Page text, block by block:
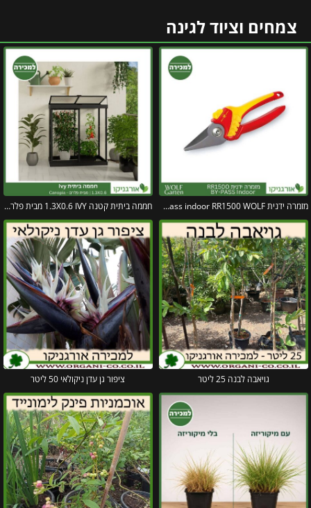
צמחים וציוד לגינה
מזמרה ידנית by-pass indoor RR1500 WOLF חממה ביתית קטנה 1.3X0.6 IVY מבית פלרם – קנופיה
גויאבה לבנה 25 ליטר ציפור גן עדן ניקולאי 50 ליטר